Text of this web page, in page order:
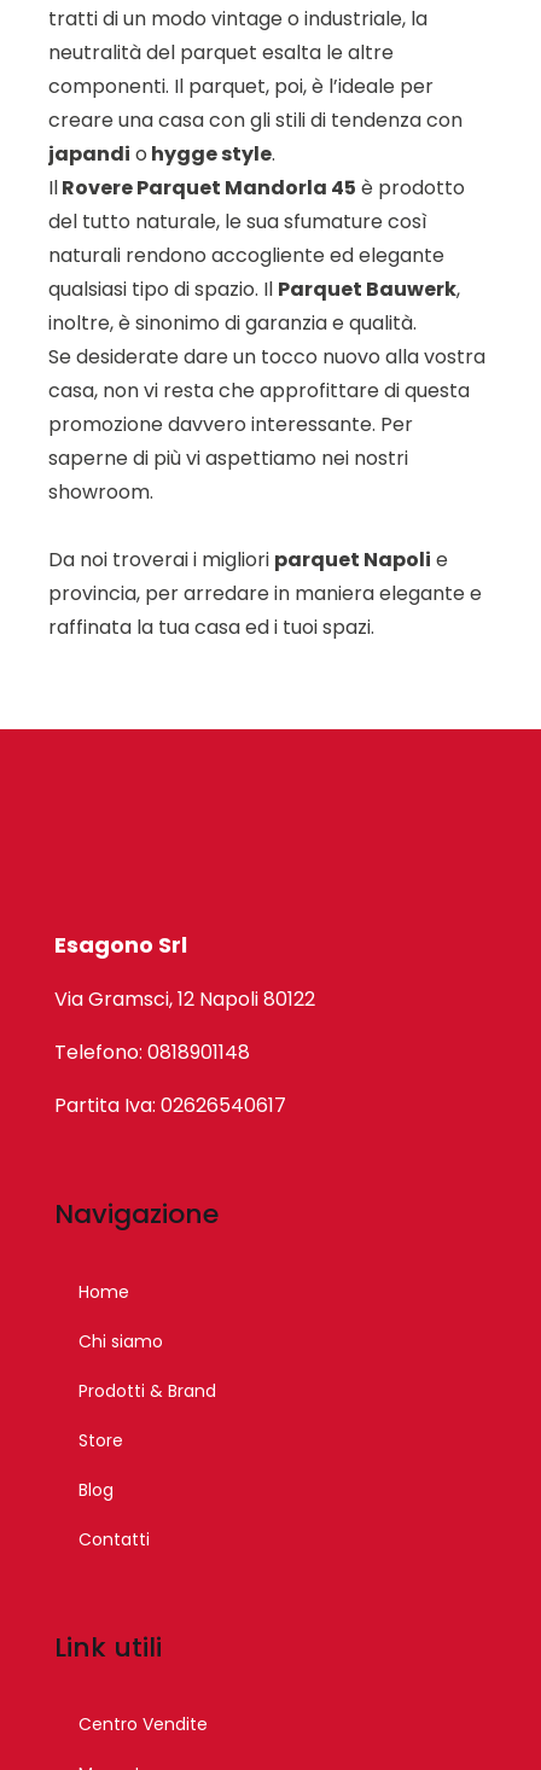
tratti di un modo vintage o industriale, la
neutralità del parquet esalta le altre
componenti. Il parquet, poi, è l’ideale per
creare una casa con gli stili di tendenza con
japandi o hygge style.
IlRovere Parquet Mandorla 45 è prodotto
del tutto naturale, le sua sfumature così
naturali rendono accogliente ed elegante
qualsiasi tipo di spazio. Il Parquet Bauwerk,
inoltre, è sinonimo di garanzia e qualità.
Se desiderate dare un tocco nuovo alla vostra
casa, non vi resta che approfittare di questa
promozione davvero interessante. Per
saperne di più vi aspettiamo nei nostri
showroom.
Da noi troverai i migliori parquet Napoli e
provincia, per arredare in maniera elegante e
raffinata la tua casa ed i tuoi spazi.
Esagono Srl
Via Gramsci, 12 Napoli 80122
Telefono: 0818901148
Partita Iva: 02626540617
Navigazione
Home
Chi siamo
Prodotti & Brand
Store
Blog
Contatti
Link utili
Centro Vendite